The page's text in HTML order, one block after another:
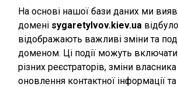
На основі нашої бази даних ми
домені sygaretylvov.kiev.ua
відображають важливі зміни та
доменом. Ці події можуть
різних реєстраторів, зміни
оновлення контактної інформації